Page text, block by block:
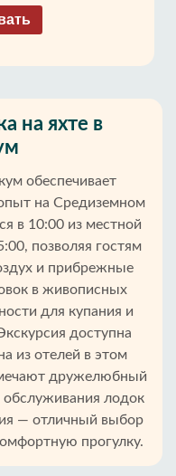
на яхте в
обеспечивает
на Средиземном
в 10:00 из местной
позволяя гостям
и прибрежные
в живописных
для купания и
доступна
из отелей в этом
дружелюбный
лодок
— отличный выбор
прогулку.